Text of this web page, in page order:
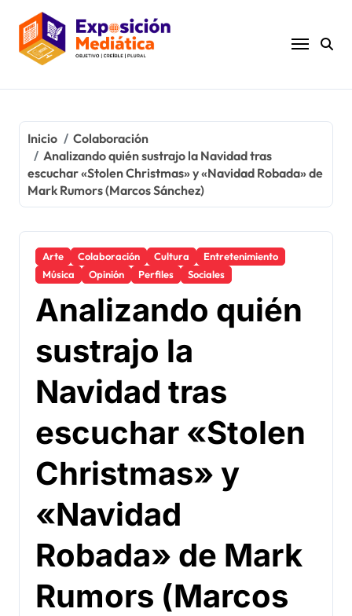
contenido
Inicio
Colaboración
Analizando quién sustrajo la Navidad tras
escuchar «Stolen Christmas» y «Navidad Robada» de
Mark Rumors (Marcos Sánchez)
Arte Colaboración Cultura
Entretenimiento
Música
Opinión Perfiles Sociales
Analizando quién
sustrajo la
Navidad tras
escuchar «Stolen
Christmas» y
«Navidad
Robada» de Mark
Rumors (Marcos